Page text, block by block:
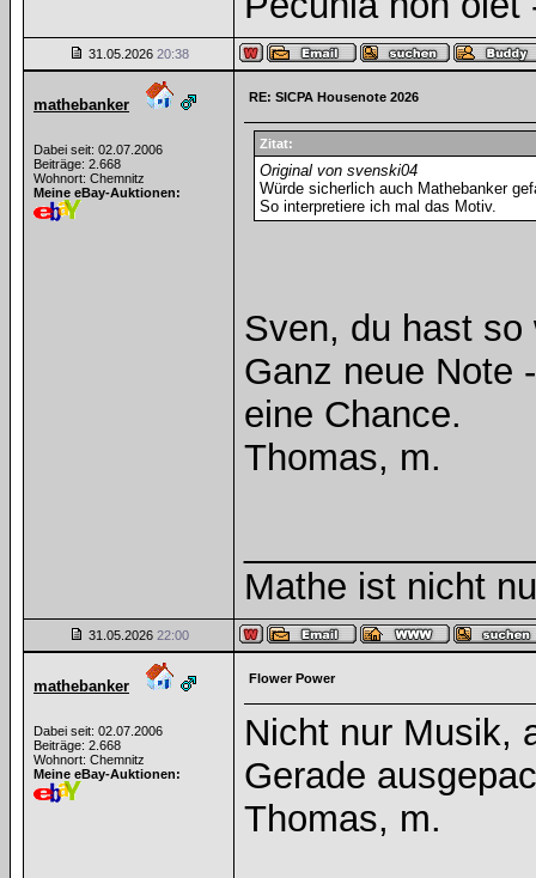
31.05.2026 20:38
mathebanker
Dabei seit: 02.07.2006
Beiträge: 2.668
Wohnort: Chemnitz
Meine eBay-Auktionen:
RE: SICPA Housenote 2026
Zitat:
Original von svenski04
Würde sicherlich auch Mathebanker
So interpretiere ich mal das Motiv.
Sven, du hast
Ganz neue Note
eine Chance.
Thomas, m.
Mathe ist nicht
31.05.2026 22:00
mathebanker
Dabei seit: 02.07.2006
Beiträge: 2.668
Wohnort: Chemnitz
Meine eBay-Auktionen:
Flower Power
Nicht nur Musik,
Gerade
Thomas, m.